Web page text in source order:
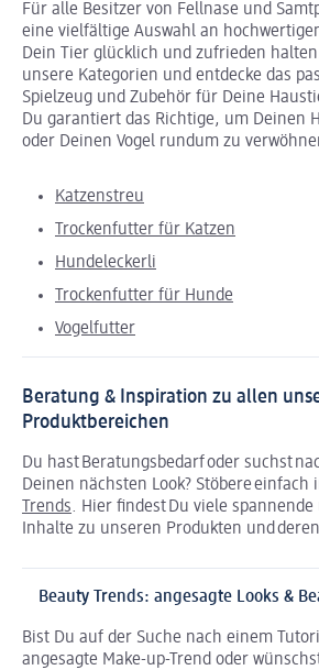
Für alle Besitzer von Fellnase und
eine vielfältige Auswahl an
Dein Tier glücklich und zufrieden
unsere Kategorien und entdecke das
Spielzeug und Zubehör für Deine
Du garantiert das Richtige, um Deinen
oder Deinen Vogel rundum zu
Katzenstreu
Trockenfutter für Katzen
Hundeleckerli
Trockenfutter für Hunde
Vogelfutter
Beratung & Inspiration zu allen
Produktbereichen
Du hast Beratungsbedarf oder suchst
Deinen nächsten Look? Stöbere einfach
Trends. Hier findest Du viele
Inhalte zu unseren Produkten und
Beauty Trends: angesagte Looks &
Bist Du auf der Suche nach einem
angesagte Make-up-Trend oder